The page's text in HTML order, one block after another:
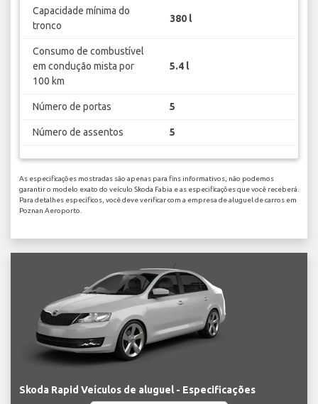
Capacidade mínima do
tronco
380 l
Consumo de combustível
em condução mista por
100 km
5.4 l
Número de portas 5
Número de assentos 5
As especificações mostradas são apenas para fins informativos, não podemos
garantir o modelo exato do veículo Skoda Fabia e as especificações que você receberá.
Para detalhes específicos, você deve verificar com a empresa de aluguel de carros em
Poznan Aeroporto.
Skoda Rapid Veículos de aluguel - Especificações